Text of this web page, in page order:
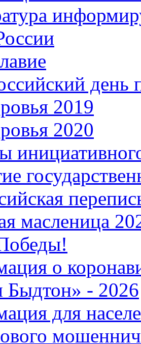
день
2019
2020
масленица
о
Быдтон» - 2026
для